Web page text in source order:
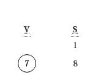
V
S
1
7
8